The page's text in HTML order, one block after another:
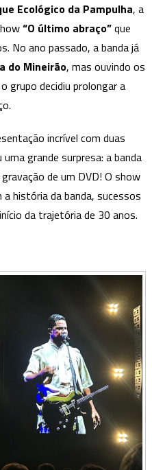
Ecológico da Pampulha, a
“O último abraço”que
No ano passado, a banda já
do Mineirão, mas ouvindo os
grupo decidiu prolongar a
incrível com duas
grande surpresa: a banda
de um DVD! O show
história da banda, sucessos
da trajetória de 30 anos.